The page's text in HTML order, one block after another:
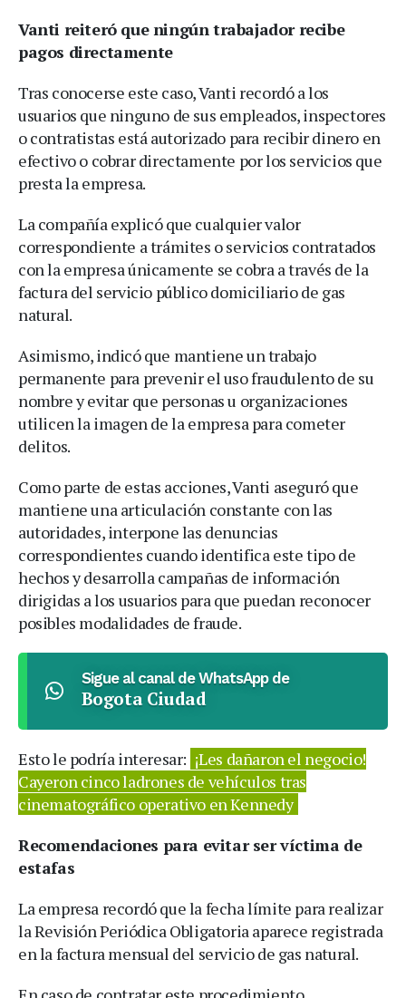
Vanti reiteró que ningún trabajador recibe
pagos directamente
Tras conocerse este caso, Vanti recordó a los
usuarios que ninguno de sus empleados, inspectores
o contratistas está autorizado para recibir dinero en
efectivo o cobrar directamente por los servicios que
presta la empresa.
La compañía explicó que cualquier valor
correspondiente a trámites o servicios contratados
con la empresa únicamente se cobra a través de la
factura del servicio público domiciliario de gas
natural.
Asimismo, indicó que mantiene un trabajo
permanente para prevenir el uso fraudulento de su
nombre y evitar que personas u organizaciones
utilicen la imagen de la empresa para cometer
delitos.
Como parte de estas acciones, Vanti aseguró que
mantiene una articulación constante con las
autoridades, interpone las denuncias
correspondientes cuando identifica este tipo de
hechos y desarrolla campañas de información
dirigidas a los usuarios para que puedan reconocer
posibles modalidades de fraude.
Sigue al canal de WhatsApp de
Bogota Ciudad
Esto le podría interesar: ¡Les dañaron el negocio!
Cayeron cinco ladrones de vehículos tras
cinematográfico operativo en Kennedy
Recomendaciones para evitar ser víctima de
estafas
La empresa recordó que la fecha límite para realizar
la Revisión Periódica Obligatoria aparece registrada
en la factura mensual del servicio de gas natural.